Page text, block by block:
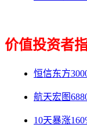
价值投资者
恒信东方
航天宏图
10天暴涨